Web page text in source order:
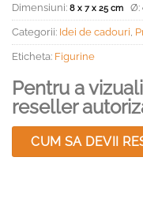
Dimensiuni: 8 x 7 x 25 cm Ø:
Categorii: Idei de cadouri
Eticheta: Figurine
Pentru a
reseller
CUM SA DEVII